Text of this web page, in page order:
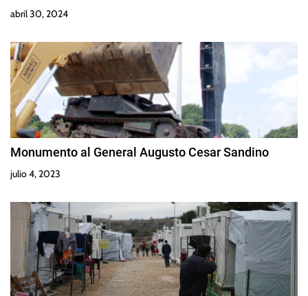
abril 30, 2024
Monumento al General Augusto Cesar Sandino
julio 4, 2023